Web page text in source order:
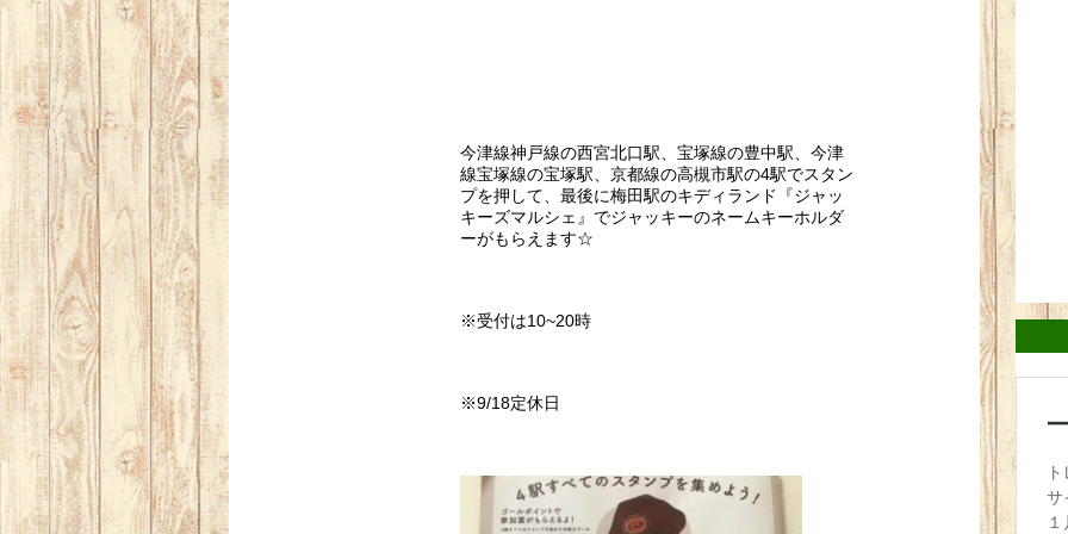
今津線神戸線の西宮北口駅、宝塚線の豊中駅、今津
線宝塚線の宝塚駅、京都線の高槻市駅の4駅でスタン
プを押して、最後に梅田駅のキディランド『ジャッ
キーズマルシェ』でジャッキーのネームキーホルダ
ーがもらえます☆
※受付は10~20時
※9/18定休日